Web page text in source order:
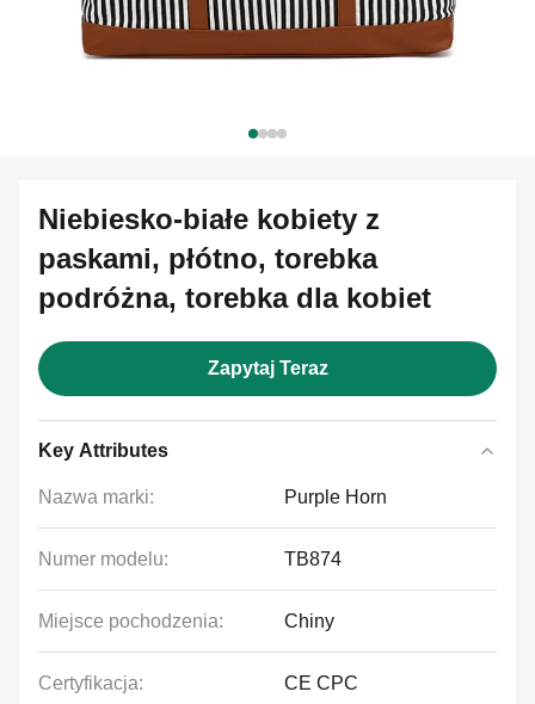
Niebiesko-białe kobiety z
paskami, płótno, torebka
podróżna, torebka dla kobiet
Zapytaj Teraz
Key Attributes
Nazwa marki: Purple Horn
Numer modelu: TB874
Miejsce pochodzenia: Chiny
Certyfikacja: CE CPC